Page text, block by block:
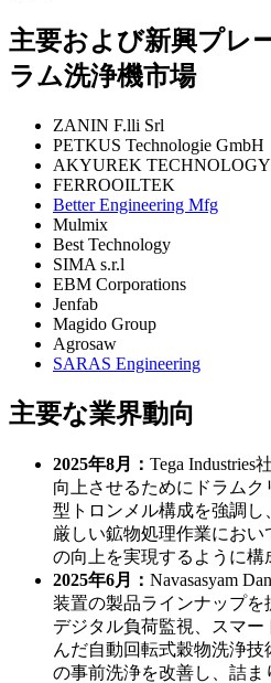
主要および新興プレ
ラム洗浄機市場
ZANIN F.lli Srl
PETKUS Technologie GmbH
AKYUREK TECHNOLOGY
FERROOILTEK
Better Engineering Mfg
Mulmix
Best Technology
SIMA s.r.l
EBM Corporations
Jenfab
Magido Group
Agrosaw
SARAS Engineering
主要な業界動向
2025年8月： Tega
向上させるためにドラム
型トロンメル構成を強調
厳しい鉱物処理作業にお
の向上を実現するように構
2025年6月： Navasasyam
装置の製品ラインナップを
デジタル負荷監視、スマ
んだ自動回転式穀物洗浄
の事前洗浄を改善し、詰ま